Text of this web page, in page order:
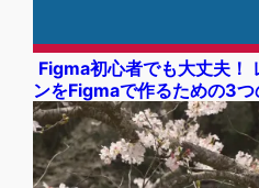
Figma初心者でも大丈夫！
ンをFigmaで作るための3つ